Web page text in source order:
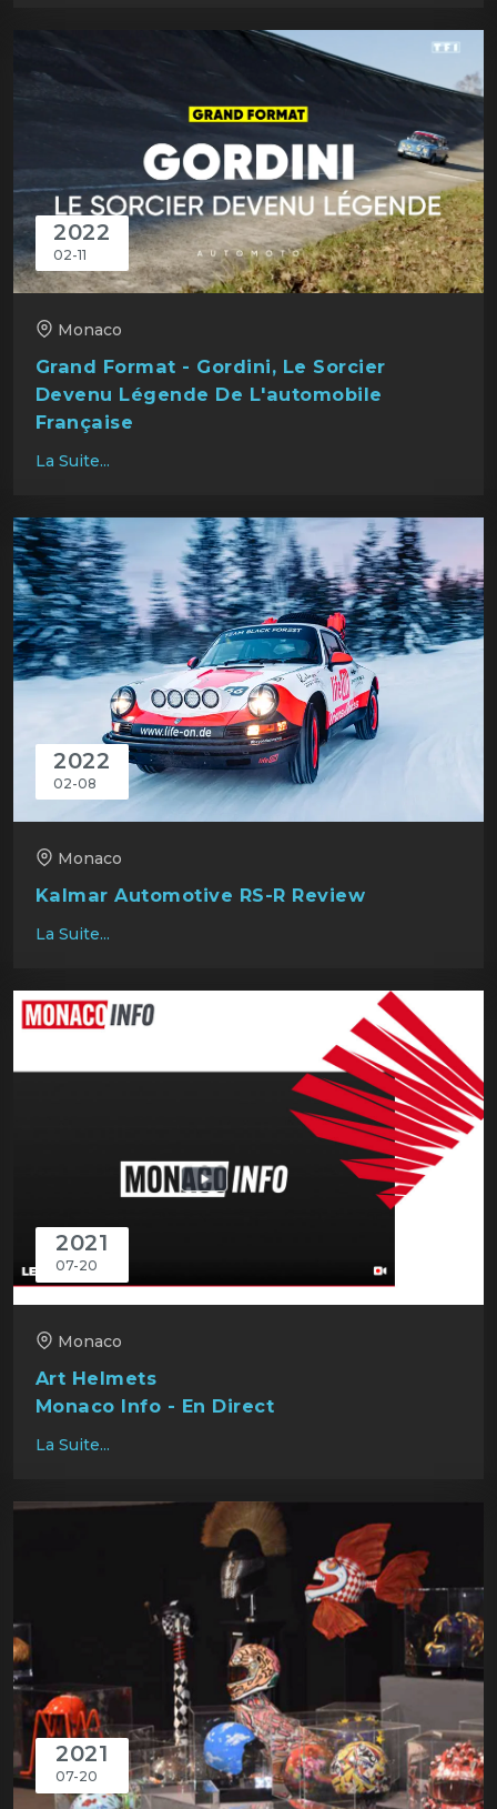
2022
02-11
Monaco
Grand Format - Gordini, Le Sorcier
Devenu Légende De L'automobile
Française
La Suite...
2022
02-08
Monaco
Kalmar Automotive RS-R Review
La Suite...
2021
07-20
Monaco
Art Helmets
Monaco Info - En Direct
La Suite...
2021
07-20